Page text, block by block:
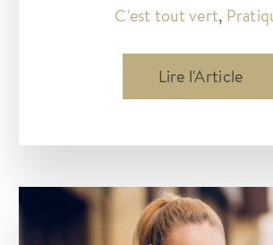
C'est tout vert,
Montpellier
une
et
solidaire
Lire l'Article